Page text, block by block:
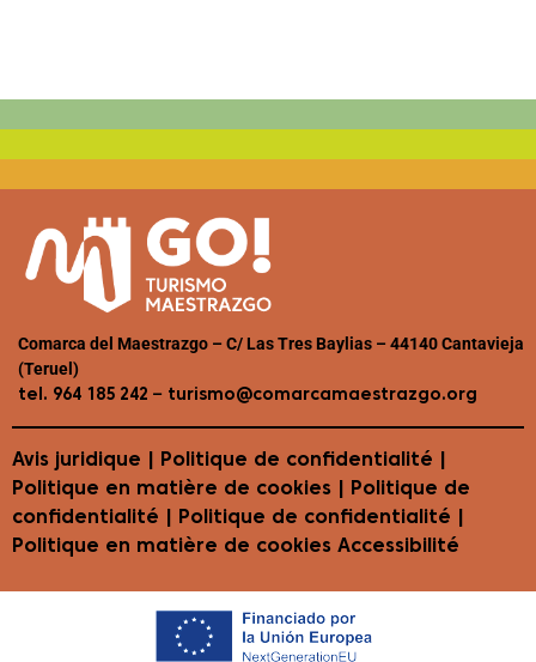
Comarca del Maestrazgo – C/ Las Tres Baylias – 44140 Cantavieja
(Teruel)
tel. 964 185 242 – turismo@comarcamaestrazgo.org
Avis juridique Politique de confidentialité
Politique en matière de cookies | Politique de
confidentialité | Politique de confidentialité |
Politique en matière de cookies Accessibilité